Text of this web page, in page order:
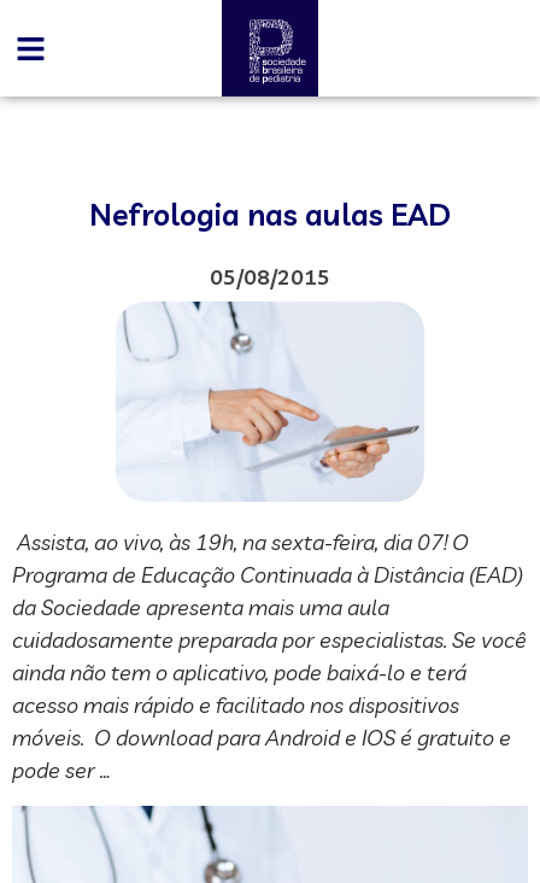
Nefrologia nas aulas EAD
05/08/2015
Assista, ao vivo, às 19h, na sexta-feira, dia 07! O
Programa de Educação Continuada à Distância (EAD)
da Sociedade apresenta mais uma aula
cuidadosamente preparada por especialistas. Se você
ainda não tem o aplicativo, pode baixá-lo e terá
acesso mais rápido e facilitado nos dispositivos
móveis. O download para Android e IOS é gratuito e
pode ser …